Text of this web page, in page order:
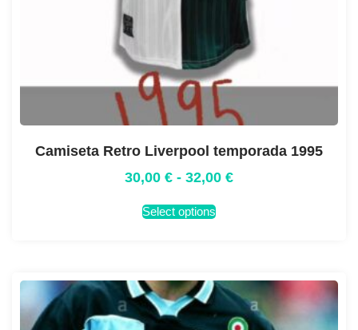
Camiseta Retro Liverpool temporada 1995
30,00 € - 32,00 €
Select options